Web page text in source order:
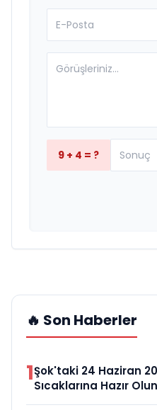
9 + 4 = ?
🔥 Son Haberler
1Şok'taki 24 Haziran
Sıcaklarına Hazır